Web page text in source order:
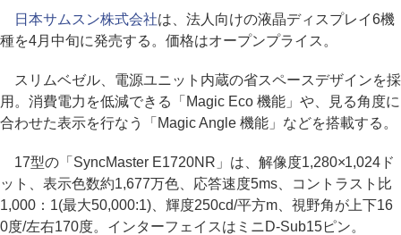
日本サムスン株式会社は、法人向けの液晶ディスプレイ6機
種を4月中旬に発売する。価格はオープンプライス。
スリムベゼル、電源ユニット内蔵の省スペースデザインを採
用。消費電力を低減できる「Magic Eco 機能」や、見る角度に
合わせた表示を行なう「Magic Angle 機能」などを搭載する。
17型の「SyncMaster E1720NR」は、解像度1,280×1,024ド
ット、表示色数約1,677万色、応答速度5ms、コントラスト比
1,000：1(最大50,000:1)、輝度250cd/平方m、視野角が上下16
0度/左右170度。インターフェイスはミニD-Sub15ピン。